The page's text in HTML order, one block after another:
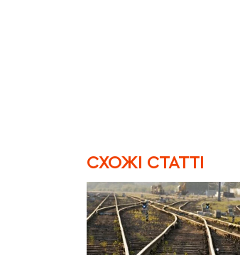
CХОЖІ СТАТТІ